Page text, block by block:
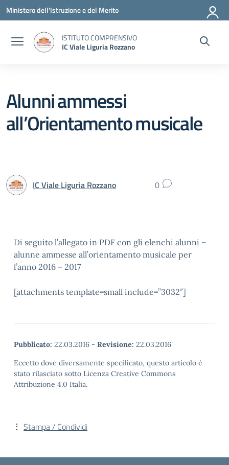
Vai ai contenuti
Vai al menu di navigazione
Vai al footer
Ministero dell'Istruzione e del Merito
ISTITUTO COMPRENSIVO
IC Viale Liguria Rozzano
Alunni ammessi
all’Orientamento musicale
IC Viale Liguria Rozzano 0
Di seguito l’allegato in PDF con gli elenchi alunni –
alunne ammesse all’orientamento musicale per
l’anno 2016 – 2017
[attachments template=small include=”3032″]
Pubblicato: 22.03.2016 - Revisione: 22.03.2016
Eccetto dove diversamente specificato, questo articolo è
stato rilasciato sotto Licenza Creative Commons
Attribuzione 4.0 Italia.
Stampa / Condividi